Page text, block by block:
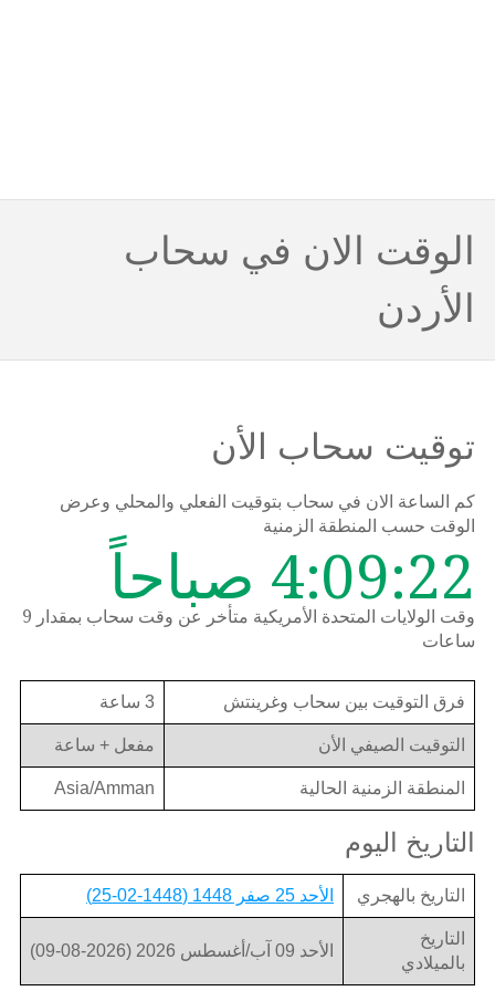
الوقت الان في سحاب
الأردن
توقيت سحاب الأن
كم الساعة الان في سحاب بتوقيت الفعلي والمحلي وعرض
الوقت حسب المنطقة الزمنية
4:09:22 صباحاً
وقت الولايات المتحدة الأمريكية متأخر عن وقت سحاب بمقدار 9
ساعات
فرق التوقيت بين سحاب وغرينتش 3 ساعة
التوقيت الصيفي الأن مفعل + ساعة
المنطقة الزمنية الحالية Asia/Amman
التاريخ اليوم
التاريخ بالهجري الأحد 25 صفر 1448 (1448-02-25)
التاريخ
بالميلادي
الأحد 09 آب/أغسطس 2026 (2026-08-09)